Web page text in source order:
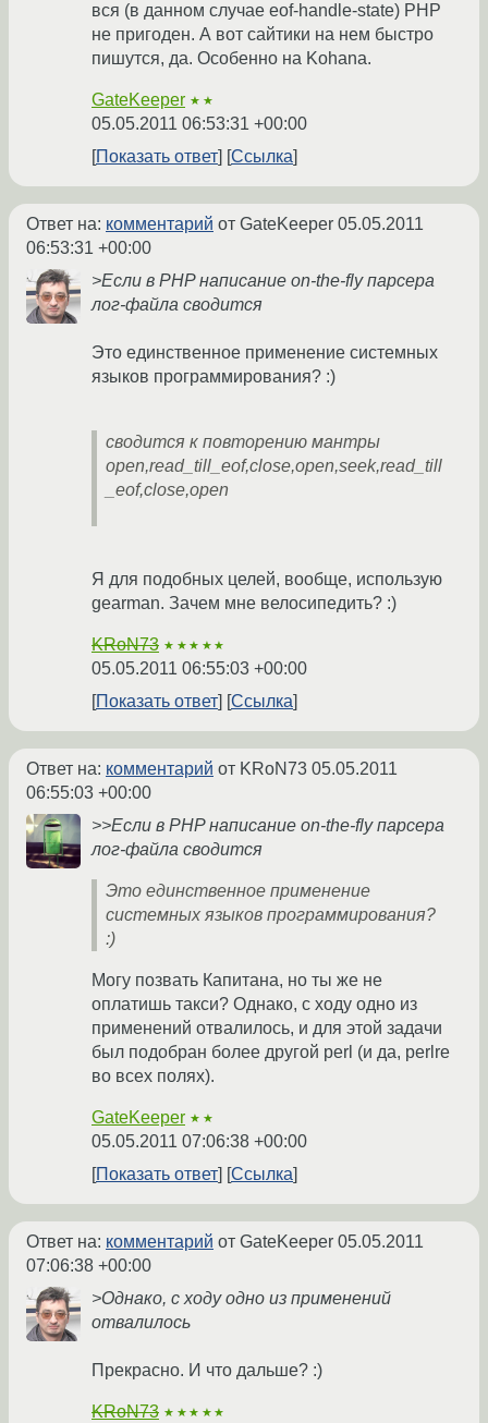
вся (в данном случае eof-handle-state) PHP
не пригоден. А вот сайтики на нем быстро
пишутся, да. Особенно на Kohana.
GateKeeper ★★
05.05.2011 06:53:31 +00:00
Показать ответ
Ссылка
Ответ на: комментарий от GateKeeper 05.05.2011
06:53:31 +00:00
>Если в PHP написание on-the-fly парсера
лог-файла сводится
Это единственное применение системных
языков программирования? :)
сводится к повторению мантры
open,read_till_eof,close,open,seek,read_till
_eof,close,open
Я для подобных целей, вообще, использую
gearman. Зачем мне велосипедить? :)
KRoN73 ★★★★★
05.05.2011 06:55:03 +00:00
Показать ответ
Ссылка
Ответ на: комментарий от KRoN73 05.05.2011
06:55:03 +00:00
>>Если в PHP написание on-the-fly парсера
лог-файла сводится
Это единственное применение
системных языков программирования?
:)
Могу позвать Капитана, но ты же не
оплатишь такси? Однако, с ходу одно из
применений отвалилось, и для этой задачи
был подобран более другой perl (и да, perlre
во всех полях).
GateKeeper ★★
05.05.2011 07:06:38 +00:00
Показать ответ
Ссылка
Ответ на: комментарий от GateKeeper 05.05.2011
07:06:38 +00:00
>Однако, с ходу одно из применений
отвалилось
Прекрасно. И что дальше? :)
KRoN73 ★★★★★